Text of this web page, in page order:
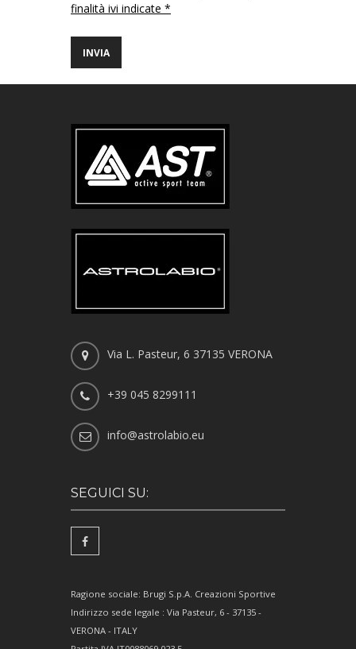
finalità ivi indicate *
Via L. Pasteur, 6 37135 VERONA
+39 045 8299111
info@astrolabio.eu
SEGUICI SU:
Ragione sociale: Brugi S.p.A. Creazioni Sportive
Indirizzo sede legale : Via Pasteur, 6 - 37135 -
VERONA - ITALY